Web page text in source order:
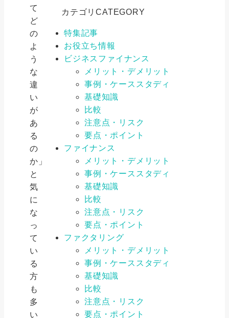
て
ど
の
よ
う
な
違
い
が
あ
る
の
か」
と
気
に
な
っ
て
い
る
方
も
多
い
カテゴリCATEGORY
特集記事
お役立ち情報
ビジネスファイナンス
メリット・デメリット
事例・ケーススタディ
基礎知識
比較
注意点・リスク
要点・ポイント
ファイナンス
メリット・デメリット
事例・ケーススタディ
基礎知識
比較
注意点・リスク
要点・ポイント
ファクタリング
メリット・デメリット
事例・ケーススタディ
基礎知識
比較
注意点・リスク
要点・ポイント